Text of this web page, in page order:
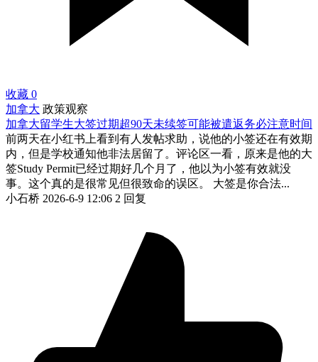
收藏 0
加拿大 政策观察
加拿大留学生大签过期超90天未续签可能被遣返务必注意时间
前两天在小红书上看到有人发帖求助，说他的小签还在有效期
内，但是学校通知他非法居留了。评论区一看，原来是他的大
签Study Permit已经过期好几个月了，他以为小签有效就没
事。这个真的是很常见但很致命的误区。 大签是你合法...
小石桥 2026-6-9 12:06 2 回复